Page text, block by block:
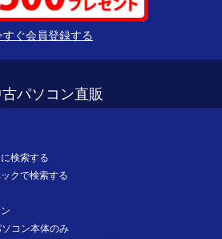
すぐ会員登録する
パソコン直販
検索する
クで検索する
コン本体のみ